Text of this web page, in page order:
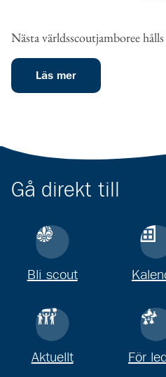
Nästa världsscoutjamboree
Läs mer
Gå direkt till
Bli scout
Aktuellt För